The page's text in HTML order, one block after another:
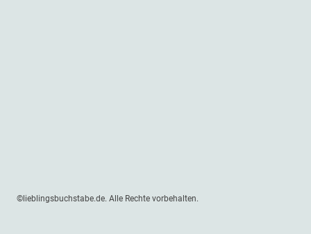
©lieblingsbuchstabe.de. Alle Rechte vorbehalten.